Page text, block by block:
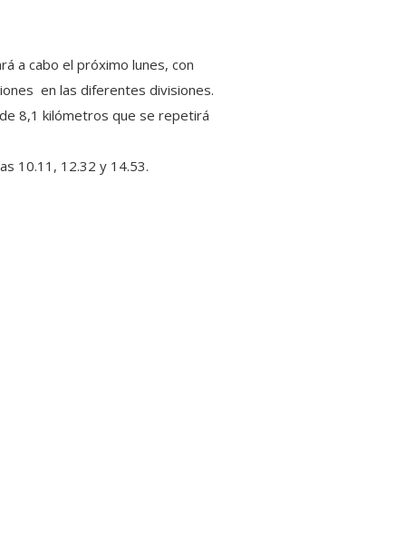
a cabo el próximo lunes, con
en las diferentes divisiones.
8,1 kilómetros que se repetirá
10.11, 12.32 y 14.53.